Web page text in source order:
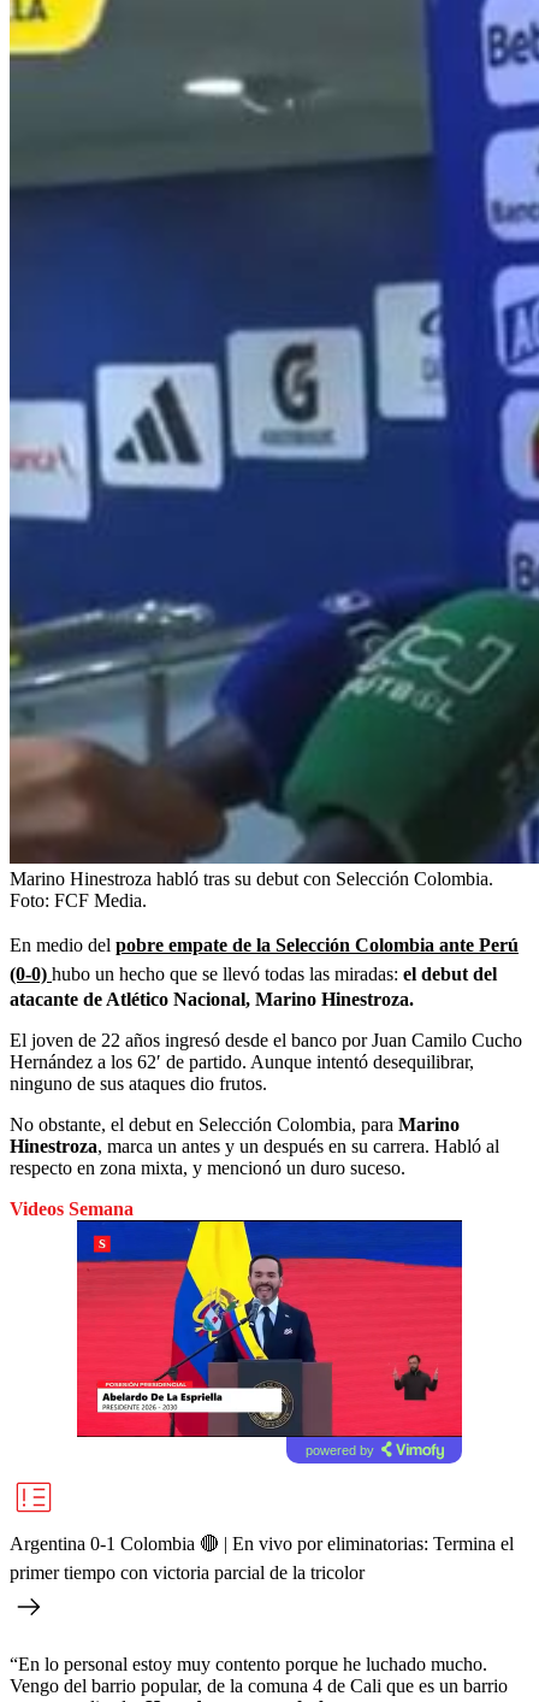
Marino Hinestroza habló tras su debut con Selección Colombia.
Foto: FCF Media.
En medio del pobre empate de la Selección Colombia ante Perú
(0-0) hubo un hecho que se llevó todas las miradas: el debut del
atacante de Atlético Nacional, Marino Hinestroza.
El joven de 22 años ingresó desde el banco por Juan Camilo Cucho
Hernández a los 62′ de partido. Aunque intentó desequilibrar,
ninguno de sus ataques dio frutos.
No obstante, el debut en Selección Colombia, para Marino
Hinestroza, marca un antes y un después en su carrera. Habló al
respecto en zona mixta, y mencionó un duro suceso.
Videos Semana
powered by
Argentina 0-1 Colombia 🔴 | En vivo por eliminatorias: Termina el
primer tiempo con victoria parcial de la tricolor
“En lo personal estoy muy contento porque he luchado mucho.
Vengo del barrio popular, de la comuna 4 de Cali que es un barrio